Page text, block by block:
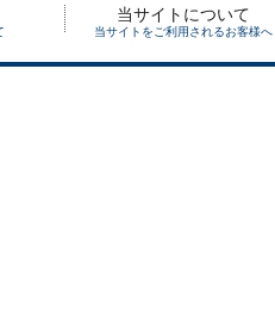
当サイトについて
当サイトをご利用されるお客様へ